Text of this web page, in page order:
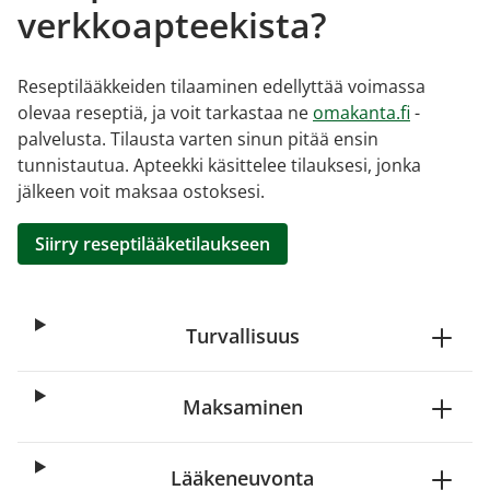
verkkoapteekista?
Reseptilääkkeiden tilaaminen edellyttää voimassa
olevaa reseptiä, ja voit tarkastaa ne omakanta.fi -
palvelusta. Tilausta varten sinun pitää ensin
tunnistautua. Apteekki käsittelee tilauksesi, jonka
jälkeen voit maksaa ostoksesi.
Siirry reseptilääketilaukseen
Turvallisuus
Maksaminen
Lääkeneuvonta